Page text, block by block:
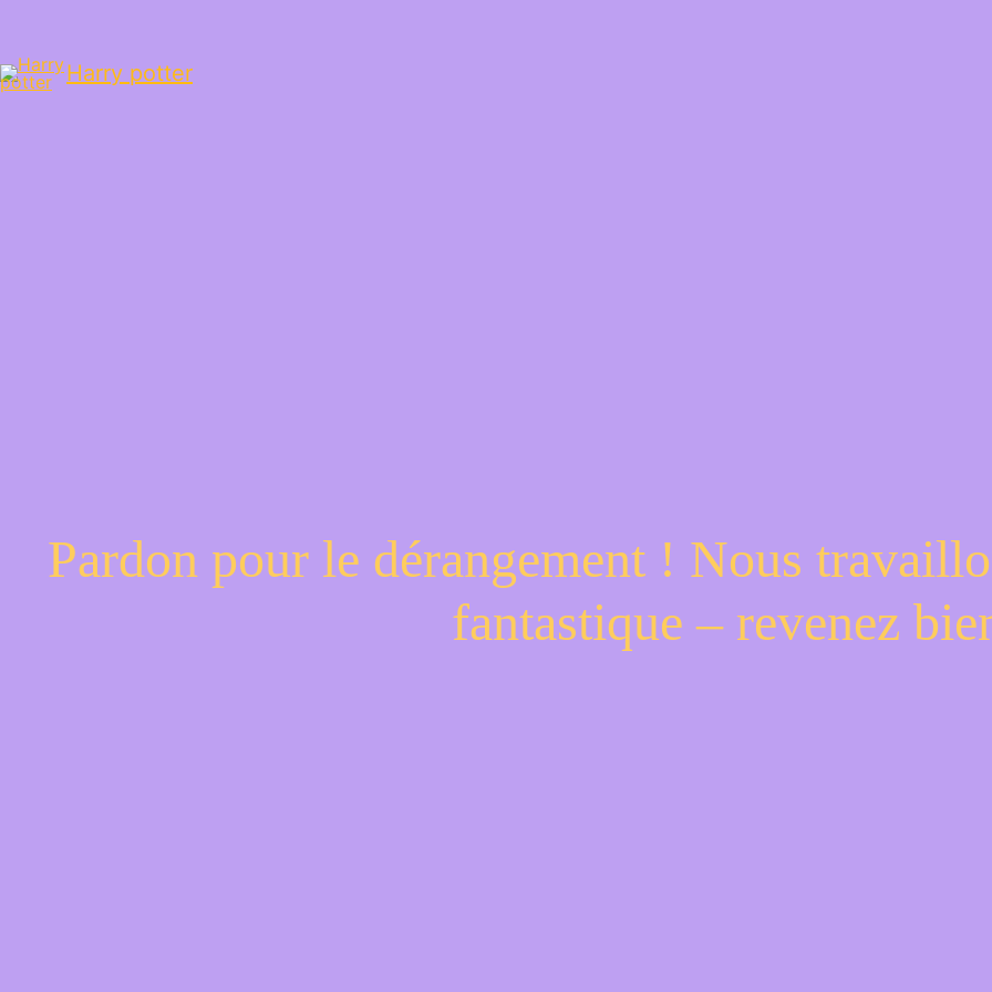
Harry potter
Pardon pour le dérangement ! Nous
fantastique – revenez